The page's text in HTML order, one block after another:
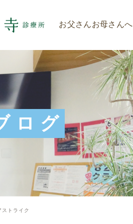
お父さんお母さんへ
ログ
ストライク